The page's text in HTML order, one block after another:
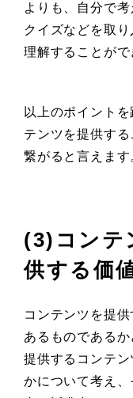
よりも、自分で
クイズなどを取
理解することがで
以上のポイント
テンツを提供す
繋がると言えます
(3)コンテ
供する価
コンテンツを提
あるものであるか
提供するコンテ
かについて考え